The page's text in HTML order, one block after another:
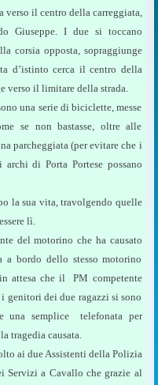
verso il centro della carreggiata,
Giuseppe. I due si toccano
corsia opposta, sopraggiunge
d’istinto cerca il centro della
verso il limitare della strada.
una serie di biciclette, messe
se non bastasse, oltre alle
parcheggiata (per evitare che i
di Porta Portese possano
la sua vita, travolgendo quelle
lì.
del motorino che ha causato
a bordo dello stesso motorino
attesa che il PM competente
genitori dei due ragazzi si sono
una semplice telefonata per
tragedia causata.
ai due Assistenti della Polizia
Servizi a Cavallo che grazie al